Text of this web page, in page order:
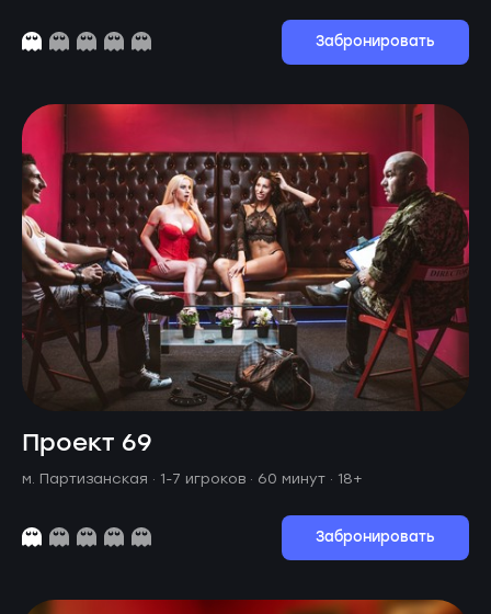
Забронировать
Проект 69
м. Партизанская · 1-7 игроков · 60 минут · 18+
Забронировать